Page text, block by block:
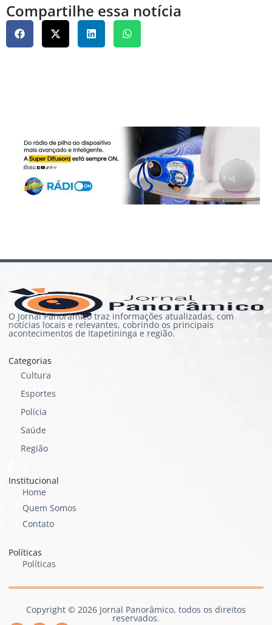
Compartilhe essa notícia
O Jornal Panorâmico traz informações atualizadas, com
notícias locais e relevantes, cobrindo os principais
acontecimentos de Itapetininga e região.
Categorias
Cultura
Esportes
Polícia
Saúde
Região
Institucional
Home
Quem Somos
Contato
Políticas
Políticas
Copyright © 2026 Jornal Panorâmico, todos os direitos
reservados.